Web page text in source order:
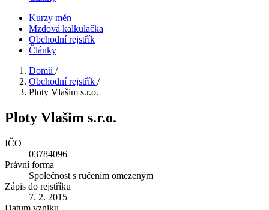
Kurzy měn
Mzdová kalkulačka
Obchodní rejstřík
Články
Domů /
Obchodní rejstřík /
Ploty Vlašim s.r.o.
Ploty Vlašim s.r.o.
IČO
03784096
Právní forma
Společnost s ručením omezeným
Zápis do rejstříku
7. 2. 2015
Datum vzniku